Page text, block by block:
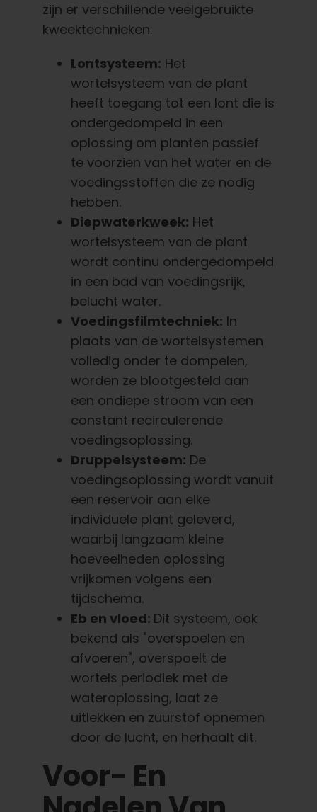
zijn er verschillende veelgebruikte
kweektechnieken:
Lontsysteem: Het
wortelsysteem van de plant
heeft toegang tot een lont die is
ondergedompeld in een
oplossing om planten passief
te voorzien van het water en de
voedingsstoffen die ze nodig
hebben.
Diepwaterkweek: Het
wortelsysteem van de plant
wordt continu ondergedompeld
in een bad van voedingsrijk,
belucht water.
Voedingsfilmtechniek: In
plaats van de wortelsystemen
volledig onder te dompelen,
worden ze blootgesteld aan
een ondiepe stroom van een
constant recirculerende
voedingsoplossing.
Druppelsysteem: De
voedingsoplossing wordt vanuit
een reservoir aan elke
individuele plant geleverd,
waarbij langzaam kleine
hoeveelheden oplossing
vrijkomen volgens een
tijdschema.
Eb en vloed: Dit systeem, ook
bekend als "overspoelen en
afvoeren", overspoelt de
wortels periodiek met de
wateroplossing, laat ze
uitlekken en zuurstof opnemen
door de lucht, en herhaalt dit.
Voor- En